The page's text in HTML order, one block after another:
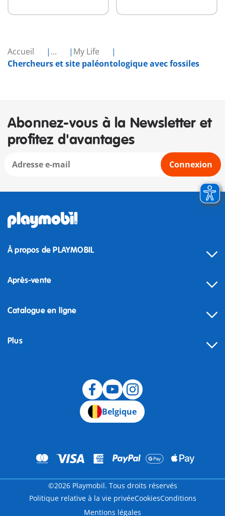
Accueil ...
My Life
Chercheurs et site paléontologique avec fossiles
Abonnez-vous à la Newsletter et
profitez d'avantages
Connexion
À propos de PLAYMOBIL
Après-vente
Catalogue en ligne
Plus
Belgique
©2026 Playmobil. Tous droits réservés
Politique relative à la vie privéeCookiesConditions
Mentions légales